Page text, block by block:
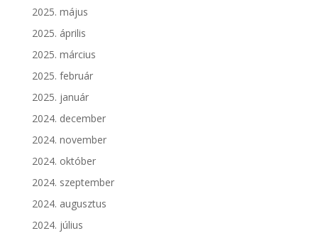
2025. május
2025. április
2025. március
2025. február
2025. január
2024. december
2024. november
2024. október
2024. szeptember
2024. augusztus
2024. július